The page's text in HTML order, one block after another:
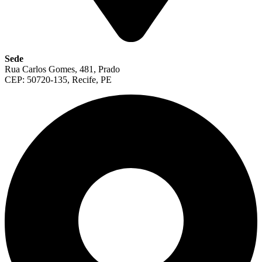
Sede
Rua Carlos Gomes, 481, Prado
CEP: 50720-135, Recife, PE